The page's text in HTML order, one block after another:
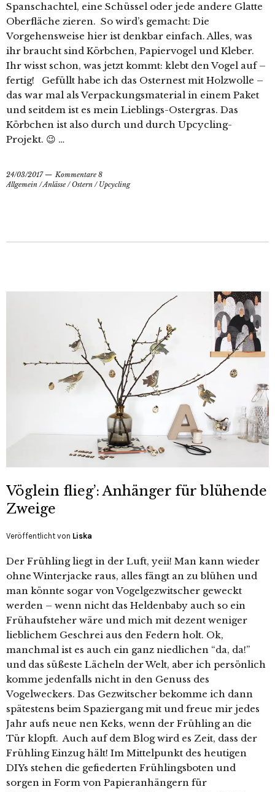
Spanschachtel, eine Schüssel oder jede andere Glatte
Oberfläche zieren. So wird’s gemacht: Die
Vorgehensweise hier ist denkbar einfach. Alles, was
ihr braucht sind Körbchen, Papiervogel und Kleber.
Ihr wisst schon, was jetzt kommt: klebt den Vogel auf –
fertig! Gefüllt habe ich das Osternest mit Holzwolle –
das war mal als Verpackungsmaterial in einem Paket
und seitdem ist es mein Lieblings-Ostergras. Das
Körbchen ist also durch und durch Upcycling-
Projekt. 😉 …
24/03/2017
Kommentare 8
Allgemein /Anlässe /Ostern / Upcycling
Vöglein flieg’: Anhänger für blühende
Zweige
Veröffentlicht von Liska
Der Frühling liegt in der Luft, yeii! Man kann wieder
ohne Winterjacke raus, alles fängt an zu blühen und
man könnte sogar von Vogelgezwitscher geweckt
werden – wenn nicht das Heldenbaby auch so ein
Frühaufsteher wäre und mich mit dezent weniger
lieblichem Geschrei aus den Federn holt. Ok,
manchmal ist es auch ein ganz niedlichen “da, da!”
und das süßeste Lächeln der Welt, aber ich persönlich
komme jedenfalls nicht in den Genuss des
Vogelweckers. Das Gezwitscher bekomme ich dann
spätestens beim Spaziergang mit und freue mir jedes
Jahr aufs neue nen Keks, wenn der Frühling an die
Tür klopft. Auch auf dem Blog wird es Zeit, dass der
Frühling Einzug hält! Im Mittelpunkt des heutigen
DIYs stehen die gefiederten Frühlingsboten und
sorgen in Form von Papieranhängern für